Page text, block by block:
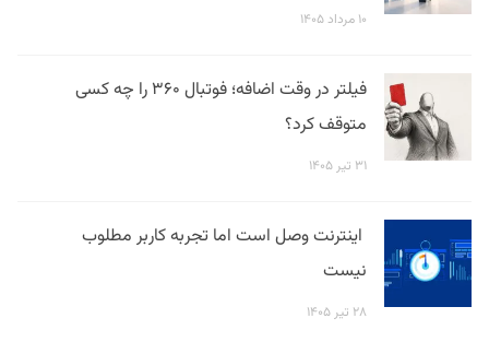
۱۰ مرداد ۱۴۰۵
فیلتر در وقت اضافه؛ فوتبال ۳۶۰ را چه کسی
متوقف کرد؟
۳۱ تیر ۱۴۰۵
اینترنت وصل است اما تجربه کاربر مطلوب
نیست
۲۸ تیر ۱۴۰۵